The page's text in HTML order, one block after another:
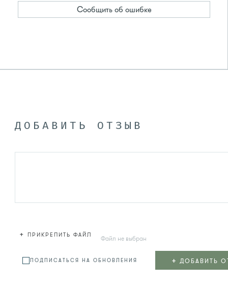
Сообщить об ошибке
ДОБАВИТЬ ОТЗЫВ
+ ПРИКРЕПИТЬ ФАЙЛ Файл не выбран
ПОДПИСАТЬСЯ НА ОБНОВЛЕНИЯ + ДОБАВИТЬ